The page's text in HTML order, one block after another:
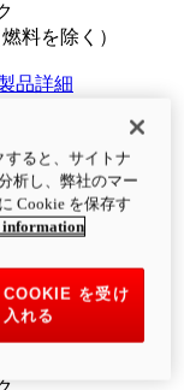
料を除く）
品詳細
料を除く）
品詳細
すると、サイトナ
析し、弊社のマー
Cookie を保存す
information
を受け
入れる